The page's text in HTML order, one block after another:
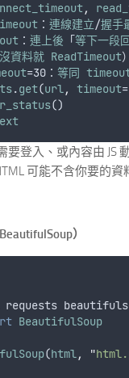
,
： 連線建立/握手
： 連上後 「等下一段
資料就 ReadTimeout）
=30： 等同
.get(url, timeout
()
要登入、或內容由 JS
可能不含你要的資
）
requests
BeautifulSoup
(html, "